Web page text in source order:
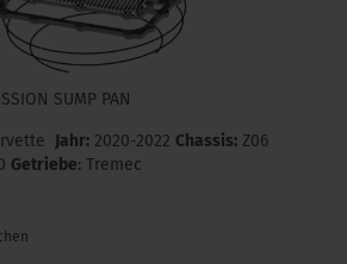
SUMP PAN
Jahr: 2020-2022 Chassis: Z06
Getriebe: Tremec